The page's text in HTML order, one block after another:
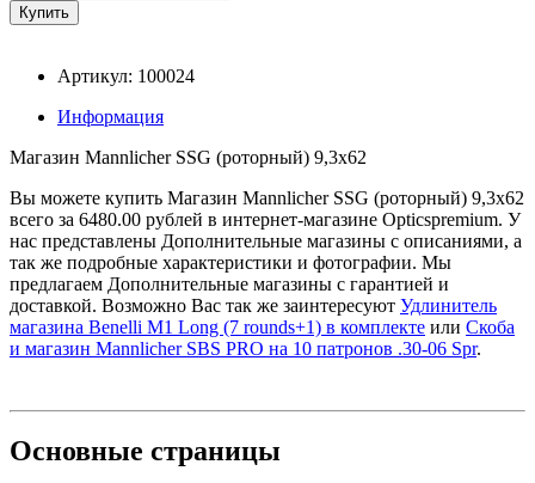
Артикул: 100024
Информация
Магазин Mannlicher SSG (роторный) 9,3x62
Вы можете купить Магазин Mannlicher SSG (роторный) 9,3x62
всего за 6480.00 рублей в интернет-магазине Opticspremium. У
нас представлены Дополнительные магазины с описаниями, а
так же подробные характеристики и фотографии. Мы
предлагаем Дополнительные магазины с гарантией и
доставкой. Возможно Вас так же заинтересуют Удлинитель
магазина Benelli M1 Long (7 rounds+1) в комплекте или Скоба
и магазин Mannlicher SBS PRO на 10 патронов .30-06 Spr.
Основные страницы